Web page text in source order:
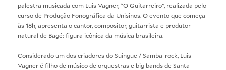
palestra musicada com Luis Vagner, “O Guitarreiro”, realizada pelo
curso de Produção Fonográfica da Unisinos. O evento que começa
às 18h, apresenta o cantor, compositor, guitarrista e produtor
natural de Bagé; figura icônica da música brasileira.
Considerado um dos criadores do Suingue / Samba-rock, Luis
Vagner é filho de músico de orquestras e big bands de Santa